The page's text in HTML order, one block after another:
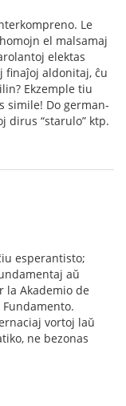
Le
el malsamaj
elektas
finaĵoj aldonitaj, ĉu
Ekzemple tiu
simile! Do german-
dirus “starulo” ktp.
esperantisto;
aŭ
la Akademio de
vortoj laŭ
ne bezonas